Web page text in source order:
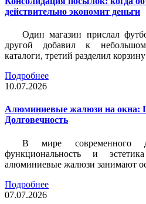
действительно экономит деньги
Один магазин прислал
другой добавил к
каталоги, третий разделил
Подробнее
10.07.2026
Алюминиевые жалюзи на окна:
Долговечность
В мире современного
функциональность и
алюминиевые жалюзи занимают
Подробнее
07.07.2026